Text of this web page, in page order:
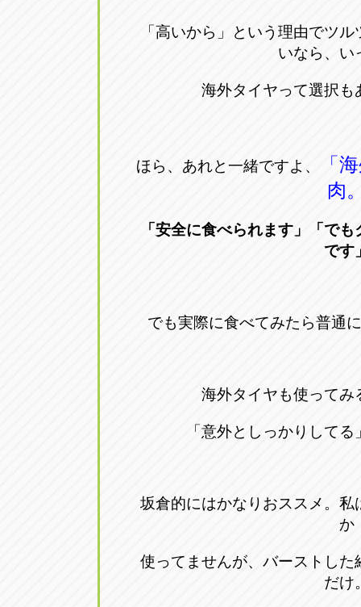
「高いから」という理由でツ
いなら、い
海外タイヤって選択
ほら、あれと一緒ですよ、
「
肉
「安全に食べられます」「で
です
でも実際に食べてみたら普通
海外タイヤも使ってみ
「意外としっかりしてる
坂倉的にはかなりおススメ。
か
使ってませんが、バーストし
だけ